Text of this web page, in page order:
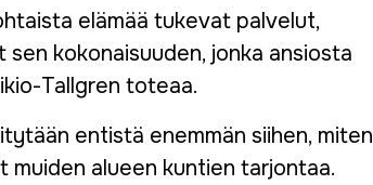
elämää tukevat palvelut,
kokonaisuuden, jonka ansiosta
Tallgren toteaa.
entistä enemmän siihen, miten
alueen kuntien tarjontaa.